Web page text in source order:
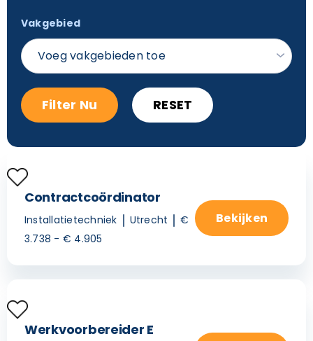
Vakgebied
Voeg vakgebieden toe
Filter Nu RESET
Contractcoördinator
Installatietechniek Utrecht
€
3.738 - € 4.905
Bekijken
Werkvoorbereider E